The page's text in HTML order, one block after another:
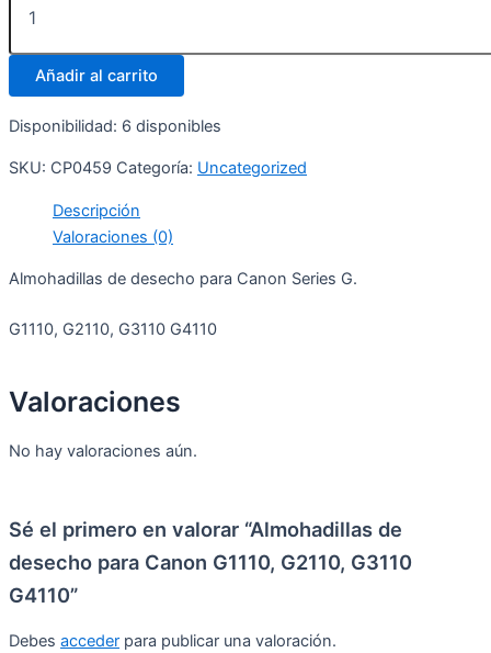
Añadir al carrito
Disponibilidad: 6 disponibles
SKU: CP0459 Categoría: Uncategorized
Descripción
Valoraciones (0)
Almohadillas de desecho para Canon Series G.
G1110, G2110, G3110 G4110
Valoraciones
No hay valoraciones aún.
Sé el primero en valorar “Almohadillas de
desecho para Canon G1110, G2110, G3110
G4110”
Debes acceder para publicar una valoración.